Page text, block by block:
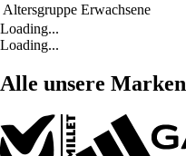
Altersgruppe Erwachsene
Loading...
Loading...
Alle unsere Marken